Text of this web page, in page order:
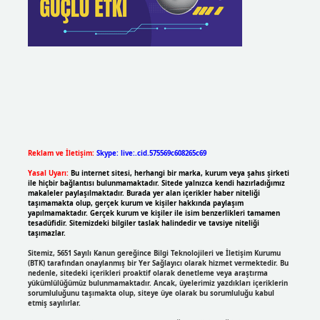
Reklam ve İletişim: Skype: live:.cid.575569c608265c69
Yasal Uyarı: Bu internet sitesi, herhangi bir marka, kurum veya şahıs şirketi
ile hiçbir bağlantısı bulunmamaktadır. Sitede yalnızca kendi hazırladığımız
makaleler paylaşılmaktadır. Burada yer alan içerikler haber niteliği
taşımamakta olup, gerçek kurum ve kişiler hakkında paylaşım
yapılmamaktadır. Gerçek kurum ve kişiler ile isim benzerlikleri tamamen
tesadüfidir. Sitemizdeki bilgiler taslak halindedir ve tavsiye niteliği
taşımazlar.
Sitemiz, 5651 Sayılı Kanun gereğince Bilgi Teknolojileri ve İletişim Kurumu
(BTK) tarafından onaylanmış bir Yer Sağlayıcı olarak hizmet vermektedir. Bu
nedenle, sitedeki içerikleri proaktif olarak denetleme veya araştırma
yükümlülüğümüz bulunmamaktadır. Ancak, üyelerimiz yazdıkları içeriklerin
sorumluluğunu taşımakta olup, siteye üye olarak bu sorumluluğu kabul
etmiş sayılırlar.